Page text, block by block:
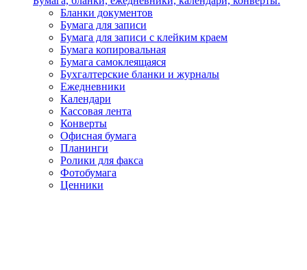
Бланки документов
Бумага для записи
Бумага для записи с клейким краем
Бумага копировальная
Бумага самоклеящаяся
Бухгалтерские бланки и журналы
Ежедневники
Календари
Кассовая лента
Конверты
Офисная бумага
Планинги
Ролики для факса
Фотобумага
Ценники